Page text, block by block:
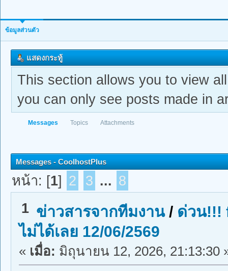
ข้อมูลส่วนตัว
แสดงกระทู้
This section allows you to view
you can only see posts made in
Messages Topics Attachments
Messages - CoolhostPlus
หน้า: [1] 2 3 ... 8
1 ข่าวสารจากทีมงาน/ ด่วน!!!
ไม่ได้เลย 12/06/2569
« เมื่อ: มิถุนายน 12, 2026, 21:13:30